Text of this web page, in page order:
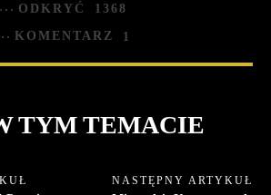
ODKRYĆ 1368
KOMENTARZ 1
TYM TEMACIE
NASTĘPNY ARTYKUŁ